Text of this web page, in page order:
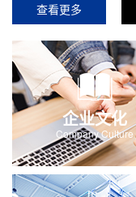
查看更多
企业文化
Company Culture